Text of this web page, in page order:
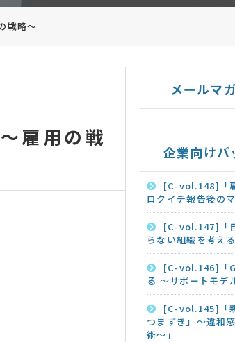
戦略～
雇用の戦
メールマ
企業向けバ
[C-vol.148]「
ロクイチ報告後の
[C-vol.147]「
らない組織を考える
[C-vol.146]「
る ～サポートモデ
[C-vol.145]「
つまずき」～違和
術～」